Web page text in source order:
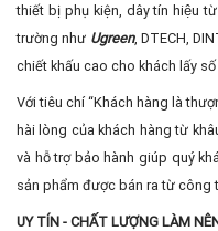
thiết bị phụ kiện, dây tín hiệu
trường như Ugreen, DTECH,
chiết khấu cao cho khách lấy số
Với tiêu chí “Khách hàng là
hài lòng của khách hàng từ
và hỗ trợ bảo hành giúp quý
sản phẩm được bán ra từ công
UY TÍN - CHẤT LƯỢNG LÀM